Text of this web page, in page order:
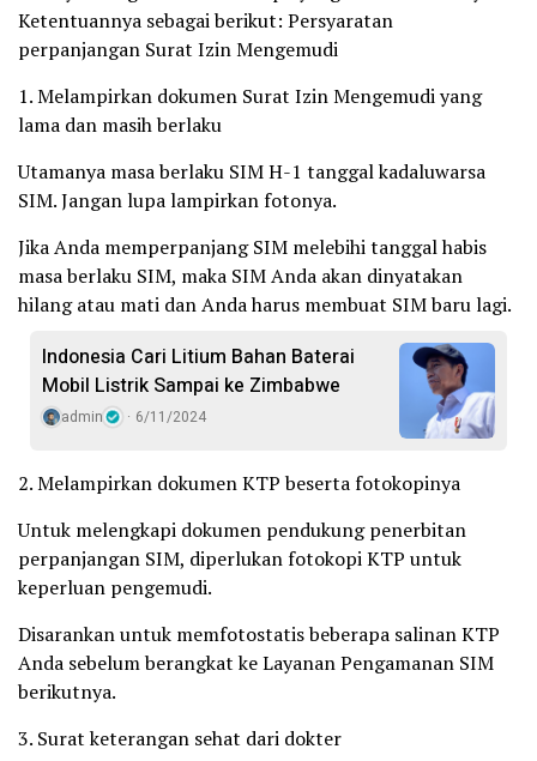
Ketentuannya sebagai berikut: Persyaratan
perpanjangan Surat Izin Mengemudi
1. Melampirkan dokumen Surat Izin Mengemudi yang
lama dan masih berlaku
Utamanya masa berlaku SIM H-1 tanggal kadaluwarsa
SIM. Jangan lupa lampirkan fotonya.
Jika Anda memperpanjang SIM melebihi tanggal habis
masa berlaku SIM, maka SIM Anda akan dinyatakan
hilang atau mati dan Anda harus membuat SIM baru lagi.
Indonesia Cari Litium Bahan Baterai
Mobil Listrik Sampai ke Zimbabwe
admin 6/11/2024
2. Melampirkan dokumen KTP beserta fotokopinya
Untuk melengkapi dokumen pendukung penerbitan
perpanjangan SIM, diperlukan fotokopi KTP untuk
keperluan pengemudi.
Disarankan untuk memfotostatis beberapa salinan KTP
Anda sebelum berangkat ke Layanan Pengamanan SIM
berikutnya.
3. Surat keterangan sehat dari dokter